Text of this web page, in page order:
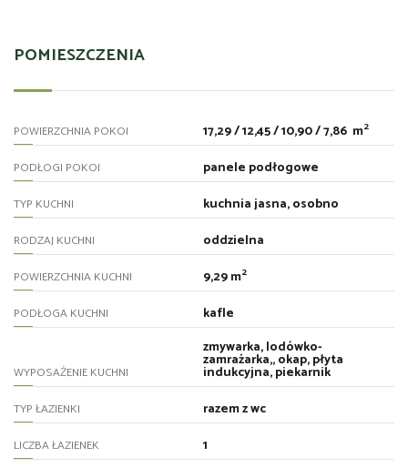
POMIESZCZENIA
POWIERZCHNIA POKOI 17,29 / 12,45 / 10,90 / 7,86 m2
PODŁOGI POKOI panele podłogowe
TYP KUCHNI kuchnia jasna, osobno
RODZAJ KUCHNI oddzielna
POWIERZCHNIA KUCHNI 9,29 m2
PODŁOGA KUCHNI kafle
WYPOSAŻENIE KUCHNI
zmywarka, lodówko-
zamrażarka,, okap, płyta
indukcyjna, piekarnik
TYP ŁAZIENKI razem z wc
LICZBA ŁAZIENEK 1